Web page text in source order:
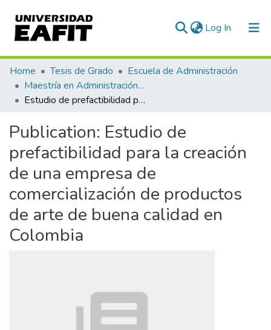
Log In (current)
Communities & Collections
All of DSpace
Home Tesis de Grado
Escuela de Administración
Maestría en Administración - MBA (tesis)
Estudio de prefactibilidad para la creación de una empresa de comercialización de productos de arte de buena calidad en Colombia
Publication: Estudio de
prefactibilidad para la creación
de una empresa de
comercialización de productos
de arte de buena calidad en
Colombia